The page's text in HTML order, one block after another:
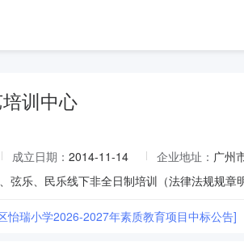
训中心
成立日期： 2014-11-14 企业地址： 广州
弦乐、民乐线下非全日制培训（法律法规规章
怡瑞小学2026-2027年素质教育项目中标公告]